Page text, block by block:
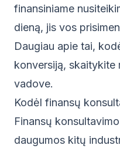
finansiniame
dieną, jis vos
Daugiau apie tai,
konversiją, skaitykite
vadove.
Kodėl finansų
Finansų
daugumos kitų